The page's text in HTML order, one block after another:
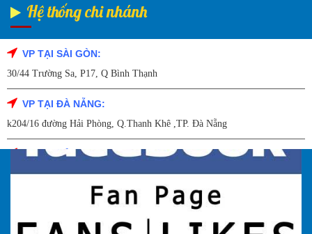
Hệ thống chi nhánh
VP TẠI SÀI GÒN:
30/44 Trường Sa, P17, Q Bình Thạnh
VP TẠI ĐÀ NẴNG:
k204/16 đường Hải Phòng, Q.Thanh Khê ,TP. Đà Nẵng
VP TẠI HẢI DƯƠNG:
Số 9/14 – P.Tứ Thông – TP Hải Dương
VP TẠI HẢI PHÒNG:
227 Đường Hải Triều , P. Quán Toan , Q. Hồng Bàng , Tp Hải Phòng
Fanpage Facebook